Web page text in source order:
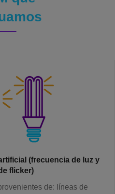
(frecuencia de luz y
flicker)
de: líneas de